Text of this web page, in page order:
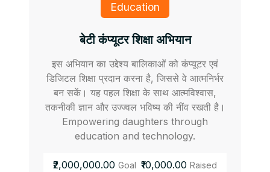
Education
बेटी कंप्यूटर शिक्षा अभियान
इस अभियान का उद्देश्य बालिकाओं को कंप्यूटर एवं
डिजिटल शिक्षा प्रदान करना है, जिससे वे आत्मनिर्भर
बन सकें। यह पहल शिक्षा के साथ आत्मविश्वास,
तकनीकी ज्ञान और उज्ज्वल भविष्य की नींव रखती है।
Empowering daughters through
education and technology.
₹2,000,000.00 Goal ₹10,000.00 Raised